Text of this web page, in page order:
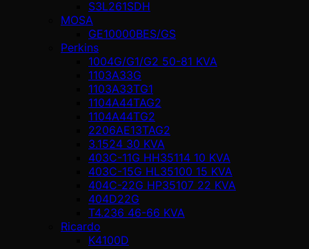
S3L261SDH
MOSA
GE10000BES/GS
Perkins
1004G/G1/G2 50-81 KVA
1103A33G
1103A33TG1
1104A44TAG2
1104A44TG2
2206AE13TAG2
3.1524 30 KVA
403C-11G HH35114 10 KVA
403C-15G HL35100 15 KVA
404C-22G HP35107 22 KVA
404D22G
T4.236 46-66 KVA
Ricardo
K4100D